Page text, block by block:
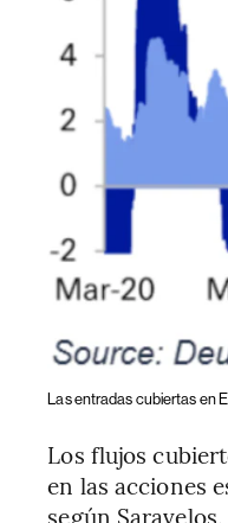
Las entradas cubiertas en
Los flujos
en las acciones
según Saravelos.